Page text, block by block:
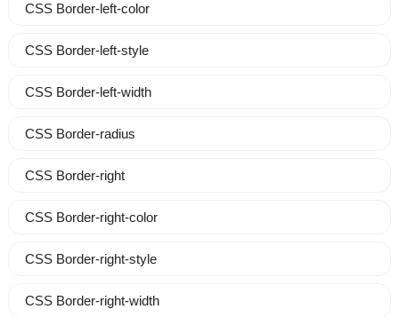
CSS Border-left-color
CSS Border-left-style
CSS Border-left-width
CSS Border-radius
CSS Border-right
CSS Border-right-color
CSS Border-right-style
CSS Border-right-width